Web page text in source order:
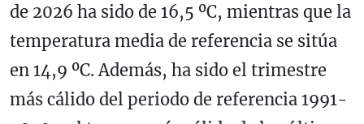
de 2026 ha sido de 16,5 ºC, mientras que la
temperatura media de referencia se sitúa
en 14,9 ºC. Además, ha sido el trimestre
más cálido del periodo de referencia 1991-